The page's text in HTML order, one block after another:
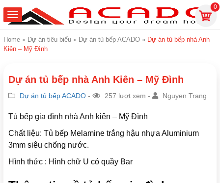
0
Home » Dự án tiêu biểu » Dự án tủ bếp ACADO » Dự án tủ bếp nhà Anh
Kiên – Mỹ Đình
Dự án tủ bếp nhà Anh Kiên – Mỹ Đình
Dự án tủ bếp ACADO - 257 lượt xem - Nguyen Trang
Tủ bếp gia đình nhà Anh kiên – Mỹ Đình
Chất liệu: Tủ bếp Melamine trắng hậu nhựa Aluminium
3mm siêu chống nước.
Hình thức : Hình chữ U có quầy Bar